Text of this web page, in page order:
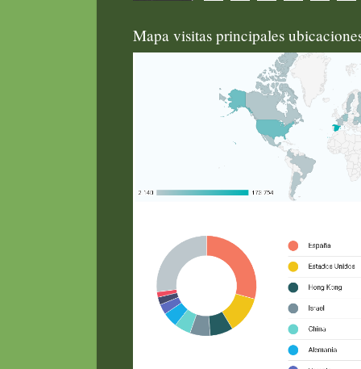
Mapa visitas principales